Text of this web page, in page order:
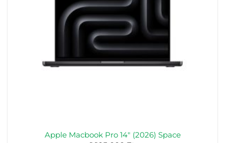
Apple Macbook Pro 14″ (2026) Space